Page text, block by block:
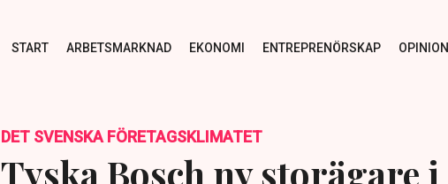
START ARBETSMARKNAD EKONOMI ENTREPRENÖRSKAP OPINION
DET SVENSKA FÖRETAGSKLIMATET
Tyska Bosch ny storägare i